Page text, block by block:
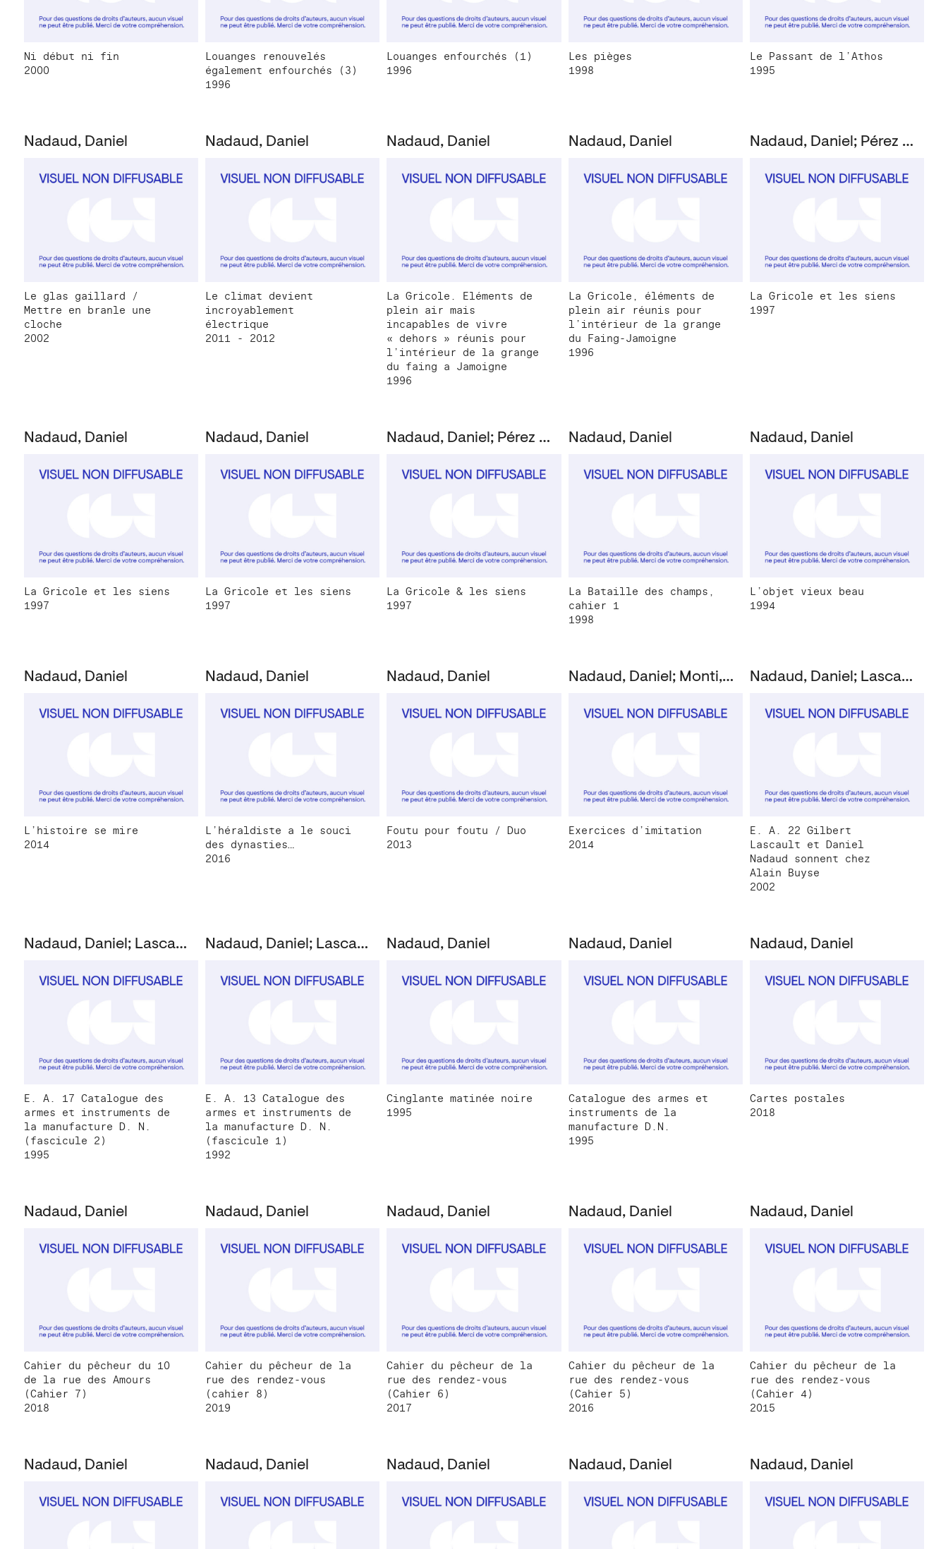
Ni début ni fin
2000
Louanges renouvelés
également enfourchés (3)
1996
Louanges enfourchés (1)
1996
Les pièges
1998
Le Passant de l’Athos
1995
Nadaud, Daniel
Le glas gaillard /
Mettre en branle une
cloche
2002
Nadaud, Daniel
Le climat devient
incroyablement
électrique
2011 - 2012
Nadaud, Daniel
La Gricole. Eléments de
plein air mais
incapables de vivre
« dehors » réunis pour
l’intérieur de la grange
du faing a Jamoigne
1996
Nadaud, Daniel
La Gricole, éléments de
plein air réunis pour
l’intérieur de la grange
du Faing-Jamoigne
1996
Nadaud, Daniel; Pérez Oramas, Luis
La Gricole et les siens
1997
Nadaud, Daniel
La Gricole et les siens
1997
Nadaud, Daniel
La Gricole et les siens
1997
Nadaud, Daniel; Pérez Oramas, Luis
La Gricole & les siens
1997
Nadaud, Daniel
La Bataille des champs,
cahier 1
1998
Nadaud, Daniel
L’objet vieux beau
1994
Nadaud, Daniel
L’histoire se mire
2014
Nadaud, Daniel
L’héraldiste a le souci
des dynasties…
2016
Nadaud, Daniel
Foutu pour foutu / Duo
2013
Nadaud, Daniel; Monti, Benjamin
Exercices d’imitation
2014
Nadaud, Daniel; Lascault, Gilbert
E. A. 22 Gilbert
Lascault et Daniel
Nadaud sonnent chez
Alain Buyse
2002
Nadaud, Daniel; Lascault, Gilbert
E. A. 17 Catalogue des
armes et instruments de
la manufacture D. N.
(fascicule 2)
1995
Nadaud, Daniel; Lascault, Gilbert
E. A. 13 Catalogue des
armes et instruments de
la manufacture D. N.
(fascicule 1)
1992
Nadaud, Daniel
Cinglante matinée noire
1995
Nadaud, Daniel
Catalogue des armes et
instruments de la
manufacture D.N.
1995
Nadaud, Daniel
Cartes postales
2018
Nadaud, Daniel
Cahier du pêcheur du 10
de la rue des Amours
(Cahier 7)
2018
Nadaud, Daniel
Cahier du pêcheur de la
rue des rendez-vous
(cahier 8)
2019
Nadaud, Daniel
Cahier du pêcheur de la
rue des rendez-vous
(Cahier 6)
2017
Nadaud, Daniel
Cahier du pêcheur de la
rue des rendez-vous
(Cahier 5)
2016
Nadaud, Daniel
Cahier du pêcheur de la
rue des rendez-vous
(Cahier 4)
2015
Nadaud, Daniel Nadaud, Daniel Nadaud, Daniel Nadaud, Daniel Nadaud, Daniel